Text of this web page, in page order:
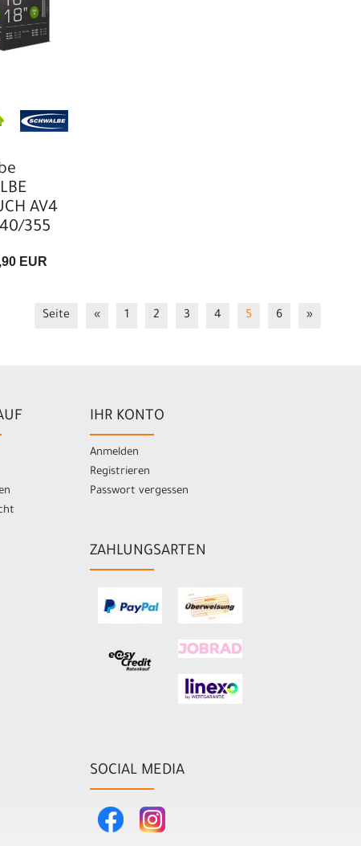
AV4
355
EUR
Seite « 1 2 3 4 5 6 »
IHR KONTO
Anmelden
Registrieren
Passwort vergessen
ZAHLUNGSARTEN
SOCIAL MEDIA